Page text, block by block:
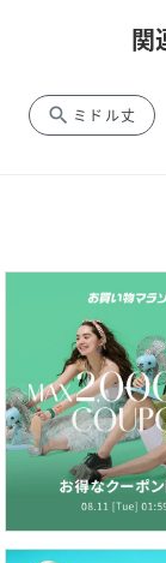
関
search ミドル丈